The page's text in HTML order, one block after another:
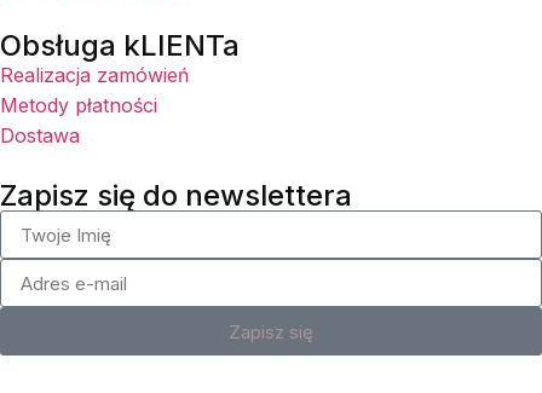
Obsługa kLIENTa
Realizacja zamówień
Metody płatności
Dostawa
Zapisz się do newslettera
Zapisz się